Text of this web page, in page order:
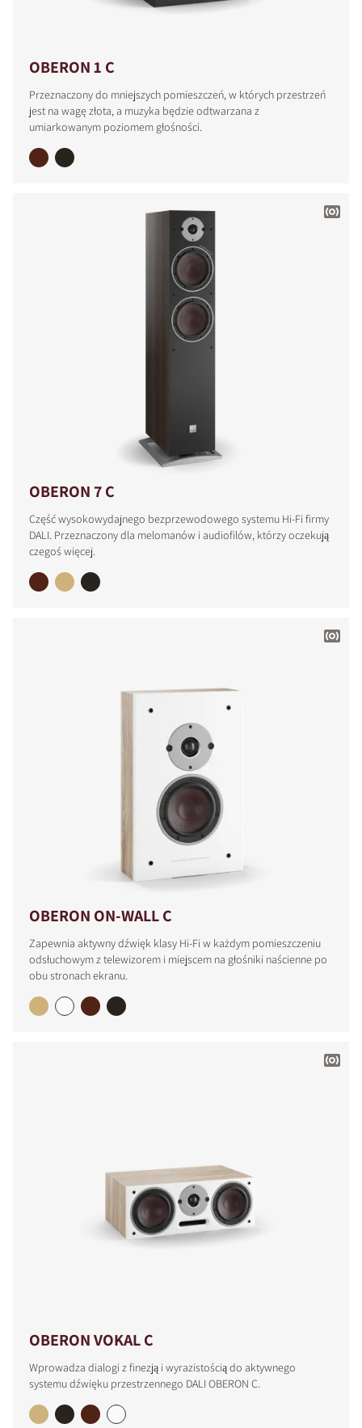
OBERON 1 C
Przeznaczony do mniejszych pomieszczeń, w których przestrzeń
jest na wagę złota, a muzyka będzie odtwarzana z
umiarkowanym poziomem głośności.
OBERON 7 C
Część wysokowydajnego bezprzewodowego systemu Hi-Fi firmy
DALI. Przeznaczony dla melomanów i audiofilów, którzy oczekują
czegoś więcej.
OBERON ON-WALL C
Zapewnia aktywny dźwięk klasy Hi-Fi w każdym pomieszczeniu
odsłuchowym z telewizorem i miejscem na głośniki naścienne po
obu stronach ekranu.
OBERON VOKAL C
Wprowadza dialogi z finezją i wyrazistością do aktywnego
systemu dźwięku przestrzennego DALI OBERON C.
PORÓWNAJ PRODUKTY